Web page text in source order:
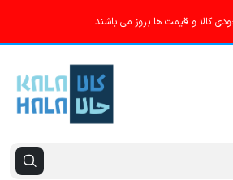
کالا و قیمت ها بروز می باشند .